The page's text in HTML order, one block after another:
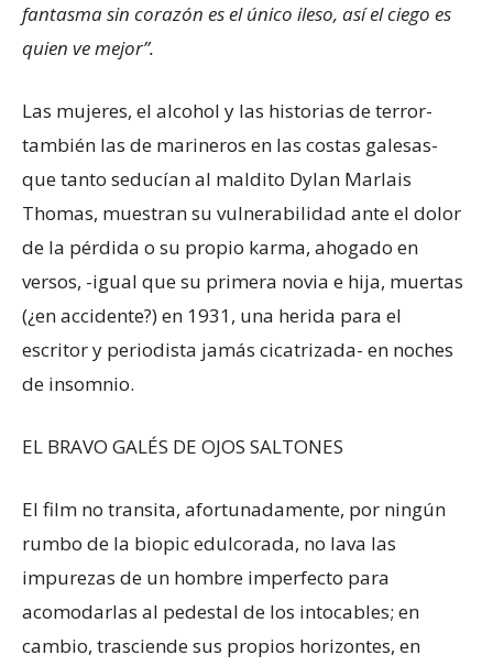
fantasma sin corazón es el único ileso, así el ciego es
quien ve mejor”.
Las mujeres, el alcohol y las historias de terror-
también las de marineros en las costas galesas-
que tanto seducían al maldito Dylan Marlais
Thomas, muestran su vulnerabilidad ante el dolor
de la pérdida o su propio karma, ahogado en
versos, -igual que su primera novia e hija, muertas
(¿en accidente?) en 1931, una herida para el
escritor y periodista jamás cicatrizada- en noches
de insomnio.
EL BRAVO GALÉS DE OJOS SALTONES
El film no transita, afortunadamente, por ningún
rumbo de la biopic edulcorada, no lava las
impurezas de un hombre imperfecto para
acomodarlas al pedestal de los intocables; en
cambio, trasciende sus propios horizontes, en